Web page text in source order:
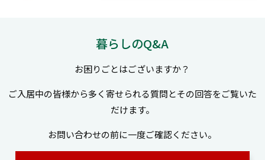
暮らしのQ&A
お困りごとはございますか？
ご入居中の皆様から多く寄せられる質問とその回答をご覧いた
だけます。
お問い合わせの前に一度ご確認ください。